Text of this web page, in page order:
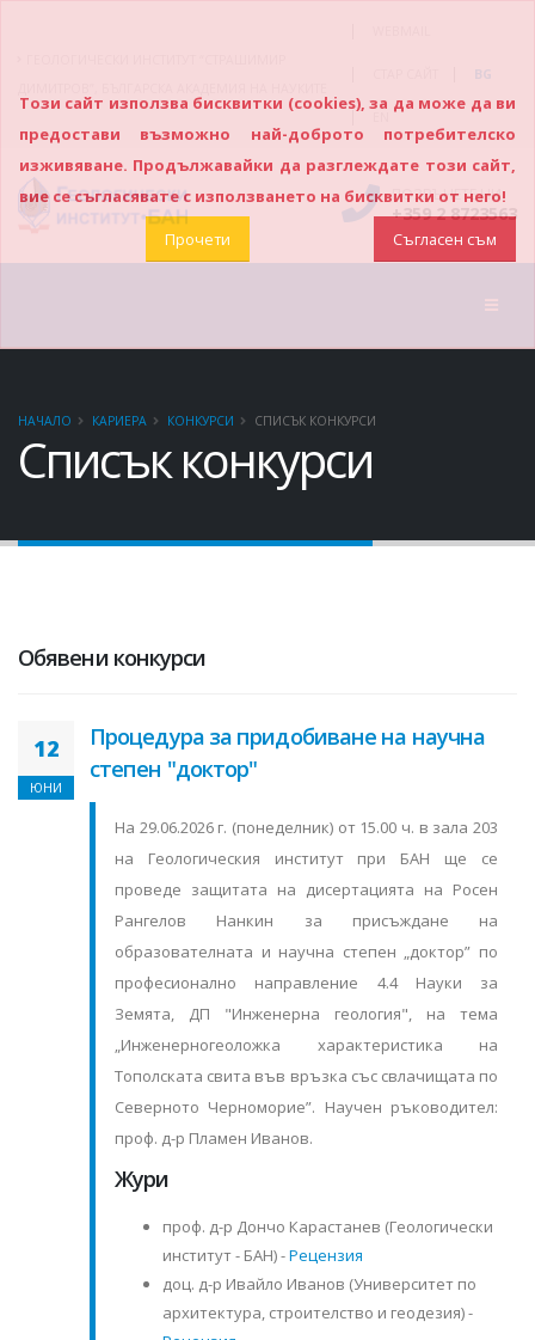
BG
|
ПОЗВЪНЕТЕ НИ
+359 2 8723563
НАЧАЛО КАРИЕРА КОНКУРСИ СПИСЪК КОНКУРСИ
Списък конкурси
Обявени конкурси
12
ЮНИ
Процедура за придобиване на научна
степен "доктор"
На 29.06.2026 г. (понеделник) от 15.00 ч. в зала 203
на Геологическия институт при БАН ще се
проведе защитата на дисертацията на Росен
Рангелов Нанкин за присъждане на
образователната и научна степен „доктор” по
професионално направление 4.4 Науки за
Земята, ДП "Инженерна геология", на тема
„Инженерногеоложка характеристика на
Тополската свита във връзка със свлачищата по
Северното Черноморие”. Научен ръководител:
проф. д-р Пламен Иванов.
Жури
проф. д-р Дончо Карастанев (Геологически
институт - БАН) -Рецензия
доц. д-р Ивайло Иванов (Университет по
архитектура, строителство и геодезия) -
Този сайт използва бисквитки (cookies), за да може да ви
предостави възможно най-доброто потребителско
изживяване. Продължавайки да разглеждате този сайт,
вие се съгласявате с използването на бисквитки от него!
Прочети
Съгласен съм